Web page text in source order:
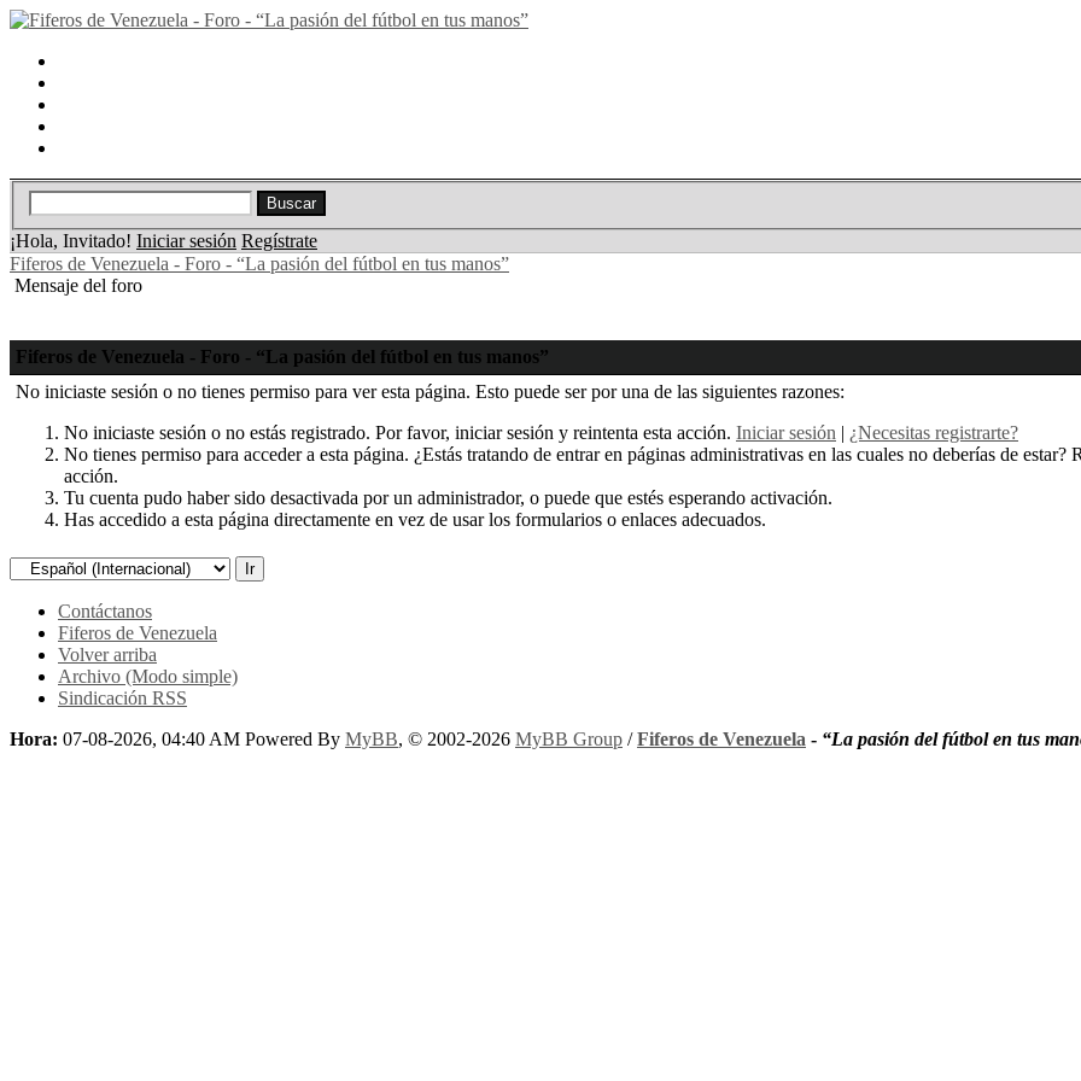
¡Hola, Invitado! Iniciar sesión Regístrate
Fiferos de Venezuela - Foro - “La pasión del fútbol en tus manos”
Mensaje del foro
Fiferos de Venezuela - Foro - “La pasión del fútbol en tus manos”
No iniciaste sesión o no tienes permiso para ver esta página. Esto puede ser por una de las siguientes razones:
No iniciaste sesión o no estás registrado. Por favor, iniciar sesión y reintenta esta acción. Iniciar sesión | ¿Necesitas registrarte?
No tienes permiso para acceder a esta página. ¿Estás tratando de entrar en páginas administrativas en las cuales no deberías de
acción.
Tu cuenta pudo haber sido desactivada por un administrador, o puede que estés esperando activación.
Has accedido a esta página directamente en vez de usar los formularios o enlaces adecuados.
Contáctanos
Fiferos de Venezuela
Volver arriba
Archivo (Modo simple)
Sindicación RSS
Hora: 07-08-2026, 04:40 AM Powered By MyBB, © 2002-2026 MyBB Group /Fiferos de Venezuela - “La pasión del fútbol en tus